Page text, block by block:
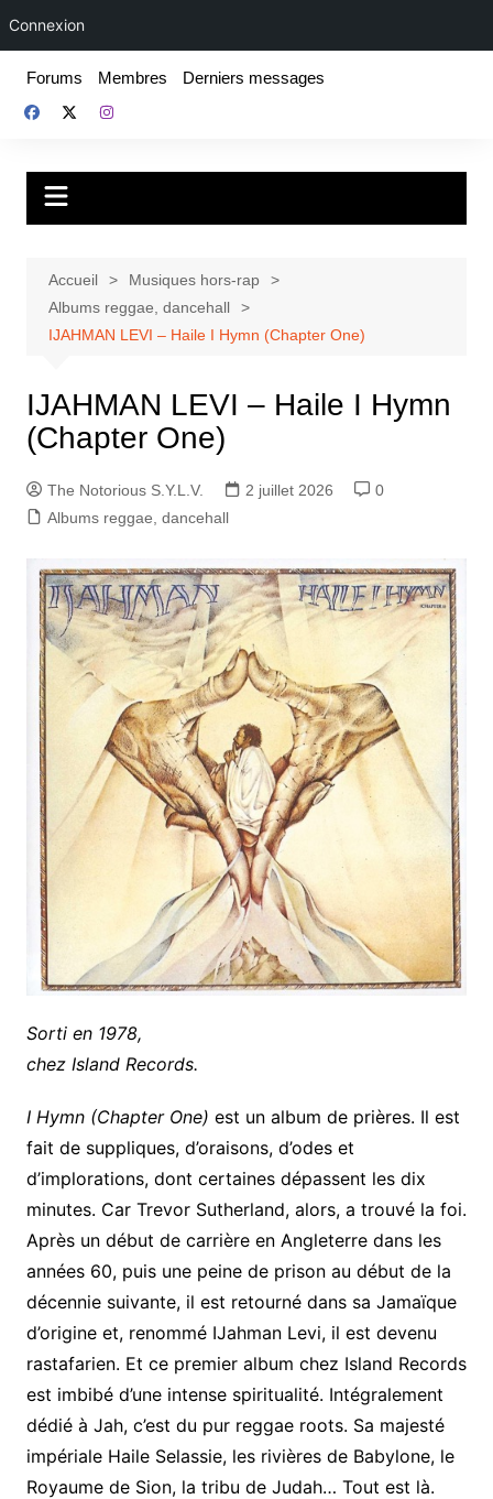
Connexion
contenu
Forums Membres Derniers messages
Fake For Real
Accueil
Musiques hors-rap
Albums reggae, dancehall
IJAHMAN LEVI – Haile I Hymn (Chapter One)
IJAHMAN LEVI – Haile I Hymn
(Chapter One)
The Notorious S.Y.L.V. 2 juillet 2026
0
Albums reggae, dancehall
Sorti en 1978,
chez Island Records.
I Hymn (Chapter One) est un album de prières. Il est
fait de suppliques, d’oraisons, d’odes et
d’implorations, dont certaines dépassent les dix
minutes. Car Trevor Sutherland, alors, a trouvé la foi.
Après un début de carrière en Angleterre dans les
années 60, puis une peine de prison au début de la
décennie suivante, il est retourné dans sa Jamaïque
d’origine et, renommé IJahman Levi, il est devenu
rastafarien. Et ce premier album chez Island Records
est imbibé d’une intense spiritualité. Intégralement
dédié à Jah, c’est du pur reggae roots. Sa majesté
impériale Haile Selassie, les rivières de Babylone, le
Royaume de Sion, la tribu de Judah… Tout est là.